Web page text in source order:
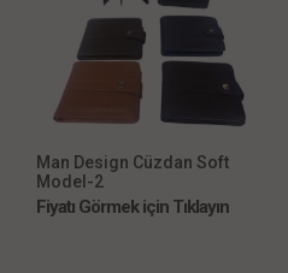
Man Design Cüzdan Soft
Model-2
Fiyatı Görmek için Tıklayın